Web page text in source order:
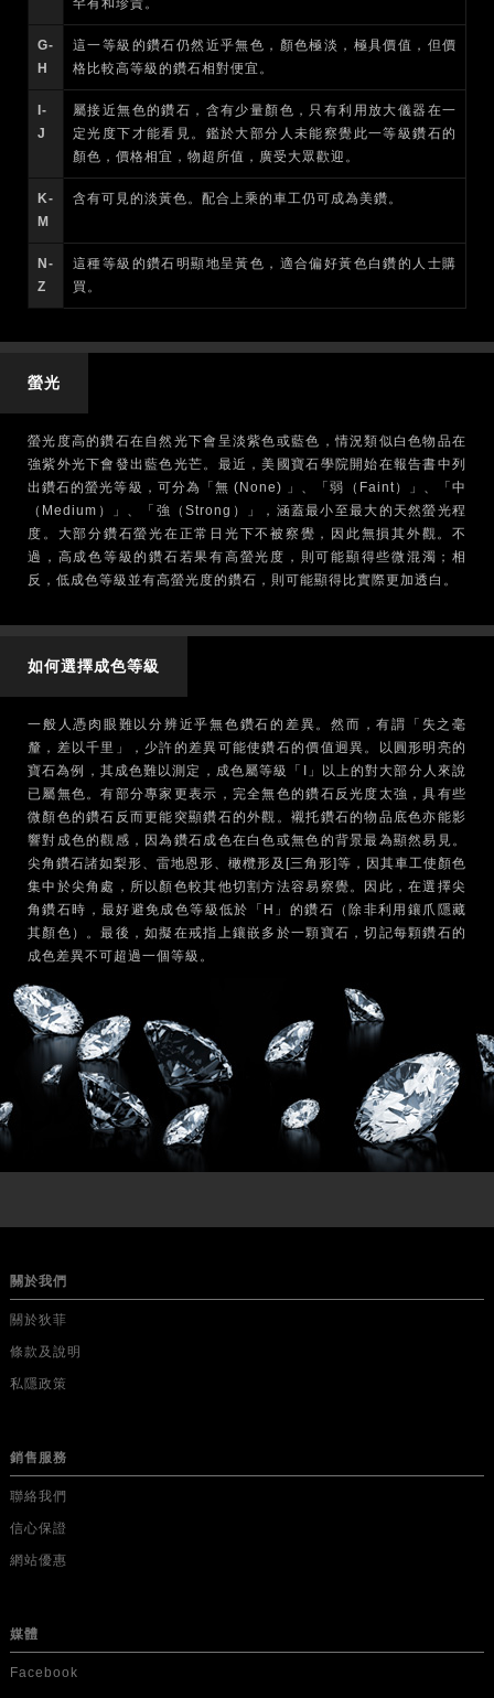
罕有和珍貴。
G-
H
這一等級的鑽石仍然近乎無色，顏色極淡，極具價值，但價
格比較高等級的鑽石相對便宜。
I-
J
屬接近無色的鑽石，含有少量顏色，只有利用放大儀器在一
定光度下才能看見。鑑於大部分人未能察覺此一等級鑽石的
顏色，價格相宜，物超所值，廣受大眾歡迎。
K-
M
含有可見的淡黃色。配合上乘的車工仍可成為美鑽。
N-
Z
這種等級的鑽石明顯地呈黃色，適合偏好黃色白鑽的人士購
買。
螢光
螢光度高的鑽石在自然光下會呈淡紫色或藍色，情況類似白色物品在
強紫外光下會發出藍色光芒。最近，美國寶石學院開始在報告書中列
出鑽石的螢光等級，可分為「無 (None) 」、「弱（Faint）」、「中
（Medium）」、「強（Strong）」，涵蓋最小至最大的天然螢光程
度。大部分鑽石螢光在正常日光下不被察覺，因此無損其外觀。不
過，高成色等級的鑽石若果有高螢光度，則可能顯得些微混濁；相
反，低成色等級並有高螢光度的鑽石，則可能顯得比實際更加透白。
如何選擇成色等級
一般人憑肉眼難以分辨近乎無色鑽石的差異。然而，有謂「失之毫
釐，差以千里」，少許的差異可能使鑽石的價值迥異。以圓形明亮的
寶石為例，其成色難以測定，成色屬等級「I」以上的對大部分人來說
已屬無色。有部分專家更表示，完全無色的鑽石反光度太強，具有些
微顏色的鑽石反而更能突顯鑽石的外觀。襯托鑽石的物品底色亦能影
響對成色的觀感，因為鑽石成色在白色或無色的背景最為顯然易見。
尖角鑽石諸如梨形、雷地恩形、橄欖形及[三角形]等，因其車工使顏色
集中於尖角處，所以顏色較其他切割方法容易察覺。因此，在選擇尖
角鑽石時，最好避免成色等級低於「H」的鑽石（除非利用鑲爪隱藏
其顏色）。最後，如擬在戒指上鑲嵌多於一顆寶石，切記每顆鑽石的
成色差異不可超過一個等級。
關於我們
關於狄菲
條款及說明
私隱政策
銷售服務
聯絡我們
信心保證
網站優惠
媒體
Facebook